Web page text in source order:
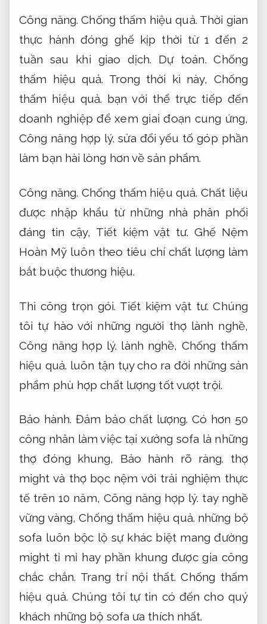
Công năng. Chống thấm hiệu quả. Thời gian
thực hành đóng ghế kịp thời từ 1 đến 2
tuần sau khi giao dịch. Dự toán. Chống
thấm hiệu quả. Trong thời kì này, Chống
thấm hiệu quả. bạn với thể trực tiếp đến
doanh nghiệp để xem giai đoạn cung ứng,
Công năng hợp lý. sửa đổi yếu tố góp phần
làm bạn hài lòng hơn về sản phẩm.
Công năng. Chống thấm hiệu quả. Chất liệu
được nhập khẩu từ những nhà phân phối
đáng tin cậy, Tiết kiệm vật tư. Ghế Nệm
Hoàn Mỹ luôn theo tiêu chí chất lượng làm
bắt buộc thương hiệu.
Thi công trọn gói. Tiết kiệm vật tư. Chúng
tôi tự hào với những người thợ lành nghề,
Công năng hợp lý. lành nghề, Chống thấm
hiệu quả. luôn tận tụy cho ra đời những sản
phẩm phù hợp chất lượng tốt vượt trội.
Bảo hành. Đảm bảo chất lượng. Có hơn 50
công nhân làm việc tại xưởng sofa là những
thợ đóng khung, Bảo hành rõ ràng. thợ
might và thợ bọc nệm với trải nghiệm thực
tế trên 10 năm, Công năng hợp lý. tay nghề
vững vàng,Chống thấm hiệu quả. những bộ
sofa luôn bộc lộ sự khác biệt mang đường
might tỉ mỉ hay phần khung được gia công
chắc chắn. Trang trí nội thất. Chống thấm
hiệu quả. Chúng tôi tự tin có đến cho quý
khách những bộ sofa ưa thích nhất.